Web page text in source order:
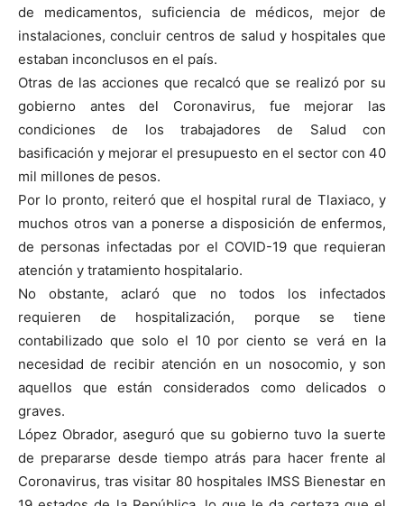
de medicamentos, suficiencia de médicos, mejor de
instalaciones, concluir centros de salud y hospitales que
estaban inconclusos en el país.
Otras de las acciones que recalcó que se realizó por su
gobierno antes del Coronavirus, fue mejorar las
condiciones de los trabajadores de Salud con
basificación y mejorar el presupuesto en el sector con 40
mil millones de pesos.
Por lo pronto, reiteró que el hospital rural de Tlaxiaco, y
muchos otros van a ponerse a disposición de enfermos,
de personas infectadas por el COVID-19 que requieran
atención y tratamiento hospitalario.
No obstante, aclaró que no todos los infectados
requieren de hospitalización, porque se tiene
contabilizado que solo el 10 por ciento se verá en la
necesidad de recibir atención en un nosocomio, y son
aquellos que están considerados como delicados o
graves.
López Obrador, aseguró que su gobierno tuvo la suerte
de prepararse desde tiempo atrás para hacer frente al
Coronavirus, tras visitar 80 hospitales IMSS Bienestar en